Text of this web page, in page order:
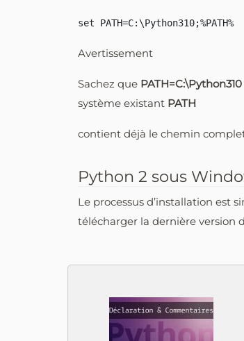
Avertissement
Sachez que PATH=C:\Python310
système existant PATH
contient déjà le chemin
Python 2 sous
Le processus d’installation est
télécharger la dernière version